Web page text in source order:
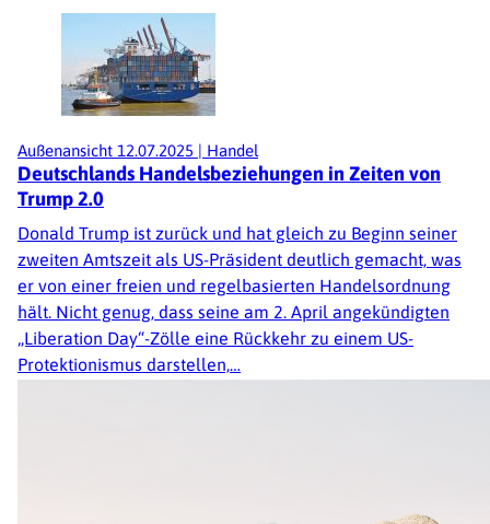
Außenansicht 12.07.2025 | Handel
Deutschlands Handelsbeziehungen in Zeiten von
Trump 2.0
Donald Trump ist zurück und hat gleich zu Beginn seiner
zweiten Amtszeit als US-Präsident deutlich gemacht, was
er von einer freien und regelbasierten Handelsordnung
hält. Nicht genug, dass seine am 2. April angekündigten
„Liberation Day“-Zölle eine Rückkehr zu einem US-
Protektionismus darstellen,…